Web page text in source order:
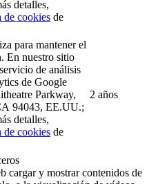
detalles,
de cookies de
para mantener el
En nuestro sitio
de análisis
de Google
Parkway,
94043, EE.UU.;
detalles,
de cookies de
2 años
cargar y mostrar contenidos de